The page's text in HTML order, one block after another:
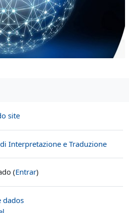
site
Interpretazione e Traduzione
(Entrar)
dados